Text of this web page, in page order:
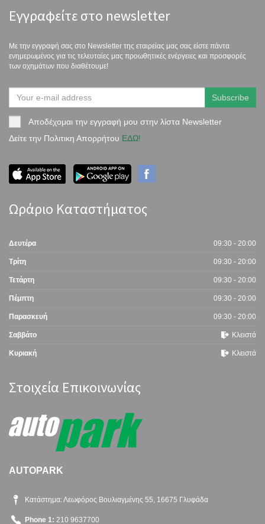
Εγγραφείτε στο newsletter
Με την εγγραφή σας στο Newsletter της εταιρείας μας σας είστε πάντα
ενημερωμένος για τις τελευταίες μας προωθητικές ενέργειες και προσφορές
των οχημάτων που διαθέτουμε!
Αποδέχομαι την εγγραφή μου στην λίστα Newsletter
Δείτε την Πολιτικη Απορρήτου ΕΔΩ!
Ωράριο Καταστήματος
Δευτέρα 09:30 - 20:00
Τρίτη 09:30 - 20:00
Τετάρτη 09:30 - 20:00
Πέμπτη 09:30 - 20:00
Παρασκευή 09:30 - 20:00
Σαββάτο Κλειστά
Κυριακή Κλειστά
Στοιχεία Επικοινωνίας
AUTOPARK
Κατάστημα: Λεωφόρος Βουλιαγμένης 55, 16675 Γλυφάδα
Phone 1: 210 9637700